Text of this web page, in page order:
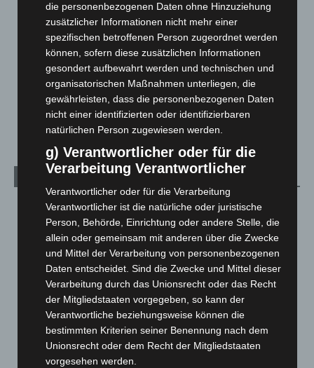
Langenhagen und Ortsteile
3.252
Leserbriefe
Menschen
Über uns
Veranstaltungen
1.888
August 2026(14)
Juli 2026(73)
Juni 2026 (139)
Mai 2026(99)
April 2026(99)
März 2026(115)
Februar 2026(109)
(122)
die personenbezogenen Daten ohne Hinzuziehung
zusätzlicher Informationen nicht mehr einer
spezifischen betroffenen Person zugeordnet werden
können, sofern diese zusätzlichen Informationen
gesondert aufbewahrt werden und technischen und
organisatorischen Maßnahmen unterliegen, die
gewährleisten, dass die personenbezogenen Daten
nicht einer identifizierten oder identifizierbaren
natürlichen Person zugewiesen werden.
g) Verantwortlicher oder für die
Verarbeitung Verantwortlicher
Verantwortlicher oder für die Verarbeitung
Verantwortlicher ist die natürliche oder juristische
Person, Behörde, Einrichtung oder andere Stelle, die
allein oder gemeinsam mit anderen über die Zwecke
und Mittel der Verarbeitung von personenbezogenen
Daten entscheidet. Sind die Zwecke und Mittel dieser
Verarbeitung durch das Unionsrecht oder das Recht
der Mitgliedstaaten vorgegeben, so kann der
Verantwortliche beziehungsweise können die
bestimmten Kriterien seiner Benennung nach dem
Unionsrecht oder dem Recht der Mitgliedstaaten
vorgesehen werden.